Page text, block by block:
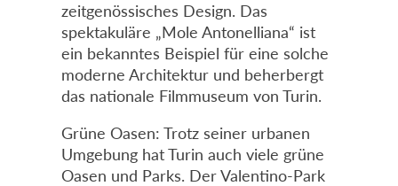
zeitgenössisches Design. Das
spektakuläre „Mole Antonelliana“ ist
ein bekanntes Beispiel für eine solche
moderne Architektur und beherbergt
das nationale Filmmuseum von Turin.
Grüne Oasen: Trotz seiner urbanen
Umgebung hat Turin auch viele grüne
Oasen und Parks. Der Valentino-Park